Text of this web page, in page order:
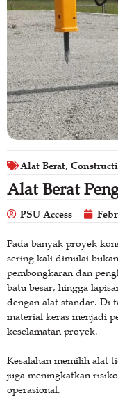
Alat Berat,
Alat Berat
PSU Access
Pada banyak proyek
sering kali dimulai
pembongkaran dan
batu besar, hingga
dengan alat standar. Di
material keras menjadi
keselamatan proyek.
Kesalahan memilih alat
juga meningkatkan
operasional.